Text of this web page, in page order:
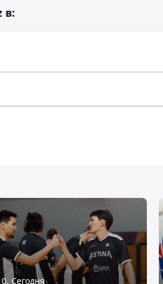
в:
Сегодня